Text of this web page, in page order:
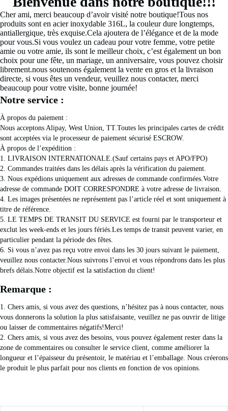
Cher ami, merci beaucoup d’avoir visité notre boutique!Tous nos
produits sont en acier inoxydable 316L, la couleur dure longtemps,
antiallergique, très exquise.Cela ajoutera de l’élégance et de la mode
pour vous.Si vous voulez un cadeau pour votre femme, votre petite
amie ou votre amie, ils sont le meilleur choix, c’est également un bon
choix pour une fête, un mariage, un anniversaire, vous pouvez choisir
librement.nous soutenons également la vente en gros et la livraison
directe, si vous êtes un vendeur, veuillez nous contacter, merci
beaucoup pour votre visite, bonne journée!
Notre service :
À propos du paiement :
Nous acceptons Alipay, West Union, TT.Toutes les principales cartes de crédit
sont acceptées via le processeur de paiement sécurisé ESCROW.
À propos de l’expédition :
1. LIVRAISON INTERNATIONALE.(Sauf certains pays et APO/FPO)
2. Commandes traitées dans les délais après la vérification du paiement.
3. Nous expédions uniquement aux adresses de commande confirmées.Votre
adresse de commande DOIT CORRESPONDRE à votre adresse de livraison.
4. Les images présentées ne représentent pas l’article réel et sont uniquement à
titre de référence.
5. LE TEMPS DE TRANSIT DU SERVICE est fourni par le transporteur et
exclut les week-ends et les jours fériés.Les temps de transit peuvent varier, en
particulier pendant la période des fêtes.
6. Si vous n’avez pas reçu votre envoi dans les 30 jours suivant le paiement,
veuillez nous contacter.Nous suivrons l’envoi et vous répondrons dans les plus
brefs délais.Notre objectif est la satisfaction du client!
Remarque :
1. Chers amis, si vous avez des questions, n’hésitez pas à nous contacter, nous
vous donnerons la solution la plus satisfaisante, veuillez ne pas ouvrir de litige
ou laisser de commentaires négatifs!Merci!
2. Chers amis, si vous avez des besoins, vous pouvez également rester dans la
zone de commentaires ou consulter le service client, comme améliorer la
longueur et l’épaisseur du présentoir, le matériau et l’emballage. Nous créerons
le produit le plus parfait pour nos clients en fonction de vos opinions.